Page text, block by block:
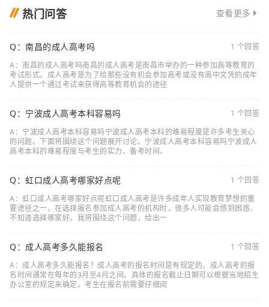
热门问答 查看更多
Q：南昌的成人高考吗
1 个回答
A：南昌的成人高考吗南昌的成人高考是南昌市举办的一种参加高等教育的
考试形式。成人高考是为了给那些没有机会参加高考或没有高中文凭的成年
人提供一个通过考试来获得高等教育机会的途径
Q：宁波成人高考本科容易吗
1 个回答
A：宁波成人高考本科容易吗宁波成人高考本科的难易程度是许多考生关心
的问题。下面将围绕这个问题展开讨论。宁波成人高考本科容易吗宁波成人
高考本科的难易程度与考生的实力、备考时间、
Q：虹口成人高考哪家好点呢
1 个回答
A：虹口成人高考哪家好点呢虹口成人高考是许多成年人实现教育梦想的重
要途径之一。在选择报名参加成人高考的机构时，很多人可能会感到困惑，
不知道选择哪家好。我将围绕这个问题，给出一
Q：成人高考多久能报名
1 个回答
A：成人高考多久能报名？成人高考的报名时间是有规定的。成人高考的报
名时间通常在每年的3月至4月之间。具体的报名截止日期可以根据当地招生
办公室的规定来确定。考生在报名前需要仔细阅